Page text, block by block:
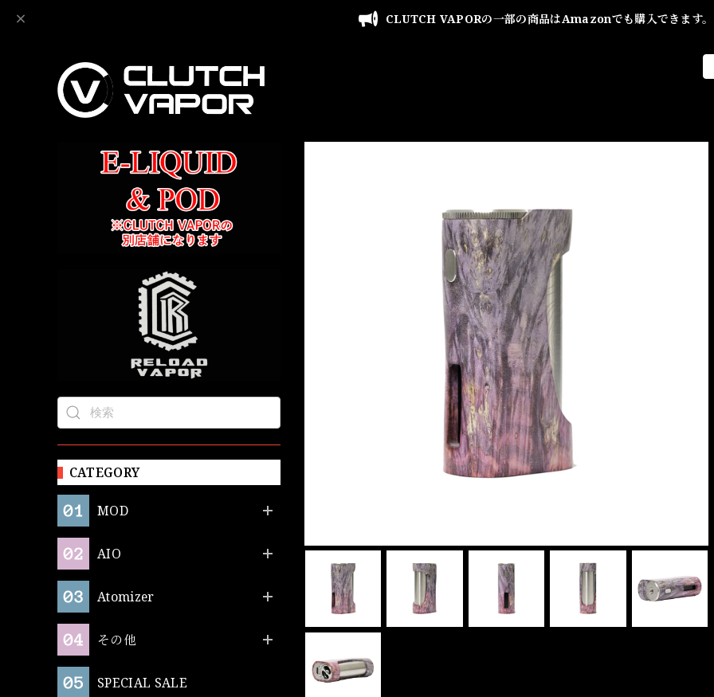
CLUTCH VAPORの一部の商品はAmazonでも購入できます。
CATEGORY
MOD
AIO
Atomizer
その他
SPECIAL SALE